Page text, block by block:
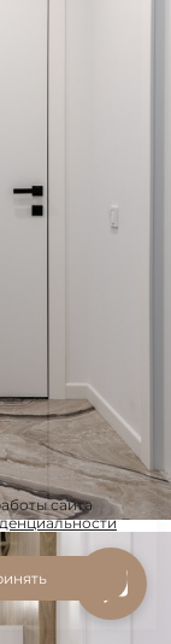
сайта